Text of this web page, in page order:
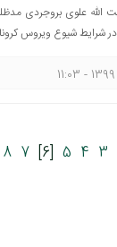
علوی بروجردی
شرایط شیوع ویروس کرونا
3
4
5
[6]
7
8